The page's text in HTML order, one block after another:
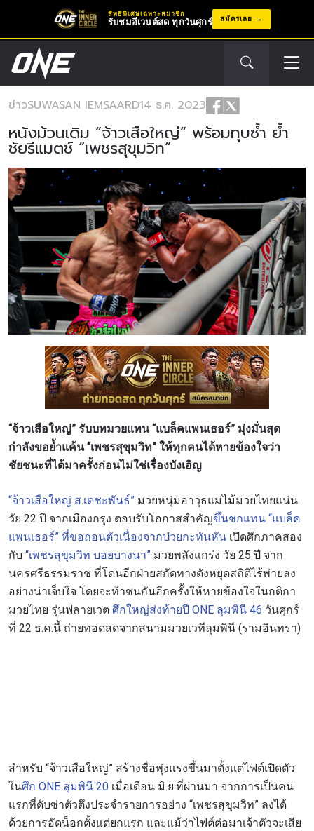
สิทธิพิเศษเฉพาะสมาชิก
รับชมอีเวนต์สด ทุกวันศุกร์ สมัครเลย
ข่าวSUWASAN IEMSAARD14 ธ.ค. 2023
หนังม้วนเดิม “จ้าวเสือใหญ่” พร้อมทุบซ้ำ ย้ำ
ชัยรีแมตช์ “เพชรสุขุมวิท”
“จ้าวเสือใหญ่” รับบทมวยแทน “แบล็คแพนเธอร์” มุ่งมั่นสุด
กำลังขอย้ำแค้น “เพชรสุขุมวิท” ให้ทุกคนได้หายข้องใจว่า
ชัยชนะที่ได้มาครั้งก่อนไม่ใช่เรื่องบังเอิญ
“จ้าวเสือใหญ่ ส.เดชะพันธ์” มวยหนุ่มอาวุธแม่ไม้มวยไทยแน่น
วัย 22 ปี จากเมืองกรุง ตอบรับโอกาสสำคัญขึ้นชกแทน “แบล็ค
แพนเธอร์” ที่ขอถอนตัวเนื่องจากป่วยกะทันหัน เปิดศึกภาคสอง
กับ “เพชรสุขุมวิท บอยบางนา” มวยพลังแกร่ง วัย 25 ปี จาก
นครศรีธรรมราช ที่โดนอีกฝ่ายสกัดทางดังหยุดสถิติไร้พ่ายลง
อย่างน่าเจ็บใจ โดยจะท้าชนกันอีกครั้งให้หายข้องใจในกติกา
มวยไทย รุ่นฟลายเวต ศึกใหญ่ส่งท้ายปี ONE ลุมพินี 46 วันศุกร์
ที่ 22 ธ.ค.นี้ ถ่ายทอดสดจากสนามมวยเวทีลุมพินี (รามอินทรา)
สำหรับ “จ้าวเสือใหญ่” สร้างชื่อพุ่งแรงขึ้นมาตั้งแต่ไฟต์เปิดตัว
ในศึก ONE ลุมพินี 20 เมื่อเดือน มิ.ย.ที่ผ่านมา จากการเป็นคน
แรกที่ดับซ่าตัวตึงประจำรายการอย่าง “เพชรสุขุมวิท” ลงได้
ด้วยการอัดน็อกตั้งแต่ยกแรก และแม้ว่าไฟต์ต่อมาเจ้าตัวจะเสีย